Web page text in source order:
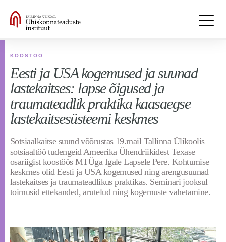
KOOSTÖÖ
Eesti ja USA kogemused ja suunad
lastekaitses: lapse õigused ja
traumateadlik praktika kaasaegse
lastekaitsesüsteemi keskmes
Sotsiaalkaitse suund võõrustas 19.mail Tallinna Ülikoolis
sotsiaaltöö tudengeid Ameerika Ühendriikidest Texase
osariigist koostöös MTÜga Igale Lapsele Pere. Kohtumise
keskmes olid Eesti ja USA kogemused ning arengusuunad
lastekaitses ja traumateadlikus praktikas. Seminari jooksul
toimusid ettekanded, arutelud ning kogemuste vahetamine.